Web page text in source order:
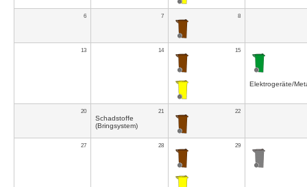
6 7 8
13 14 15
Elektrogeräte/
20 21
Schadstoffe
(Bringsystem)
22
27 28 29